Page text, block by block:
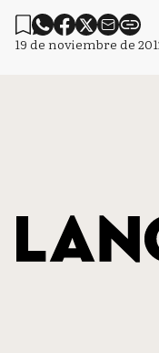
19 de noviembre de